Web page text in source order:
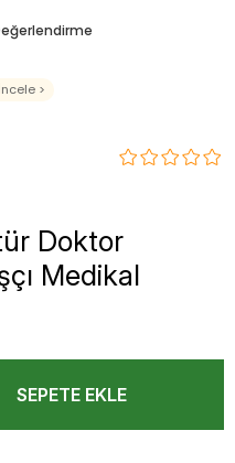
>
Doktor
Medikal